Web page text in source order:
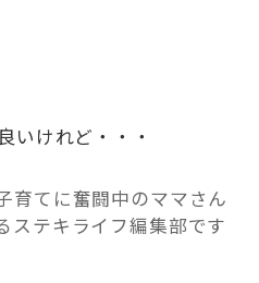
ター紹介
し 住み替え相談
いけれど・・・
育てに奮闘中のママさん
ステキライフ編集部です